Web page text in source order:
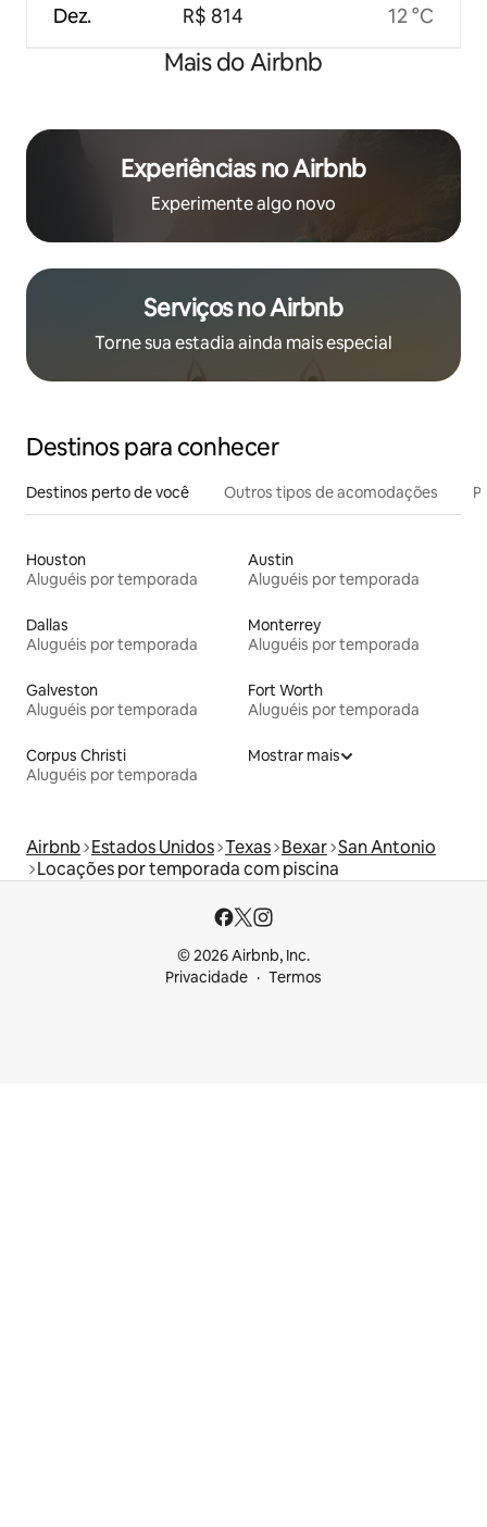
Dez. R$ 814 12 °C
Mais do Airbnb
Experiências no Airbnb
Experimente algo novo
Serviços no Airbnb
Torne sua estadia ainda mais especial
Destinos para conhecer
Destinos perto de você Outros tipos de acomodações
Houston
Aluguéis por temporada
Austin
Aluguéis por temporada
Dallas
Aluguéis por temporada
Monterrey
Aluguéis por temporada
Galveston
Aluguéis por temporada
Fort Worth
Aluguéis por temporada
Corpus Christi
Aluguéis por temporada
Mostrar mais
Airbnb Estados Unidos Texas Bexar San Antonio
Locações por temporada com piscina
© 2026 Airbnb, Inc.
Privacidade
Termos